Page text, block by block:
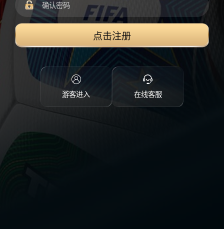
点击注册
游客进入 在线客服